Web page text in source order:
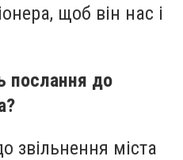
щоб він нас і
послання до
звільнення міста